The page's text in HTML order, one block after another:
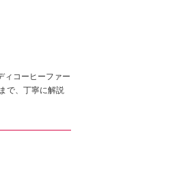
ィコーヒーファー
で、丁寧に解説